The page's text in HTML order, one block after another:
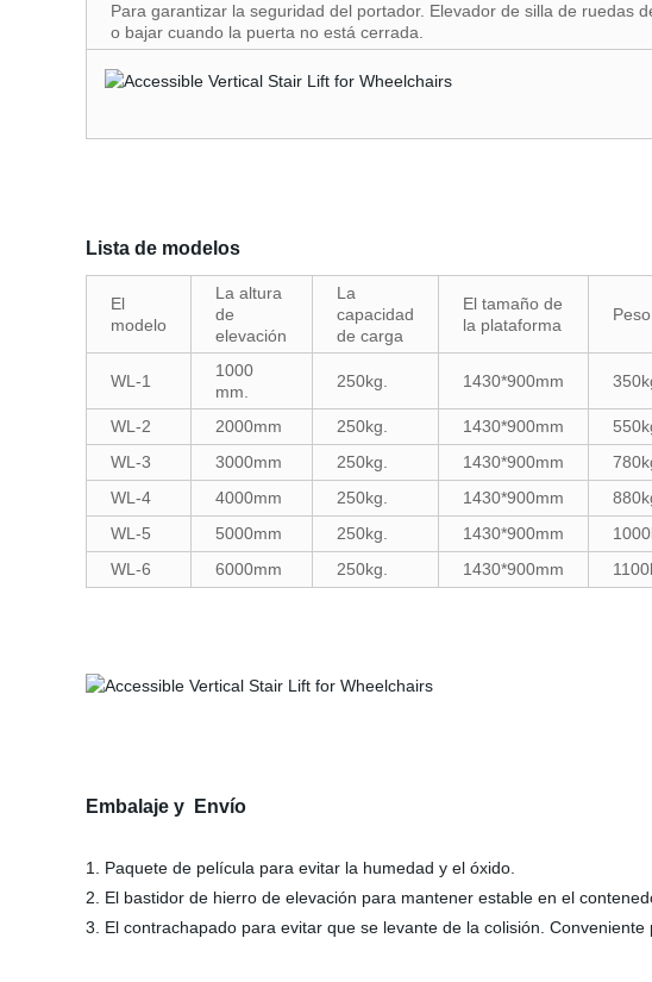
Para garantizar la seguridad del portador. Elevador de silla de ruedas
o bajar cuando la puerta no está cerrada.
Lista de modelos
El
modelo
La altura
de
elevación
La
capacidad
de carga
El tamaño de
la plataforma
WL-1
1000
mm.
250kg. 1430*900mm
WL-2 2000mm 250kg. 1430*900mm
WL-3
3000mm 250kg. 1430*900mm
WL-4
4000mm 250kg. 1430*900mm
WL-5
5000mm 250kg. 1430*900mm
WL-6
6000mm 250kg. 1430*900mm
Embalaje y Envío
1. Paquete de película para evitar la humedad y el óxido.
2. El bastidor de hierro de elevación para mantener estable en el
3. El contrachapado para evitar que se levante de la colisión.